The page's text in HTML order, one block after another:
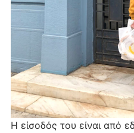
Η είσοδός του είναι από